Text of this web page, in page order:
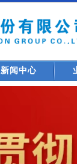
新闻中心